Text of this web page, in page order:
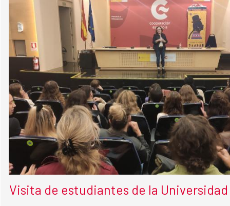
Visita de estudiantes de la Universidad